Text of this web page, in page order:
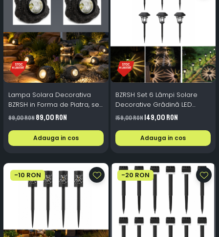
Lampa Solara Decorativa
BZRSH in Forma de Piatra, set
2 bucati, LED Alb Rece,
Autonomie 8h, Design
Naturalist IP44
99,00 RON89,00 RON
Adauga in cos
BZRSH Set 6 Lămpi Solare
Decorative Grădină LED
3000K Lumină Caldă, Senzor
Automat Amurg, IP65, 40 cm,
Negru
159,00 RON149,00 RON
Adauga in cos
-10 RON -20 RON